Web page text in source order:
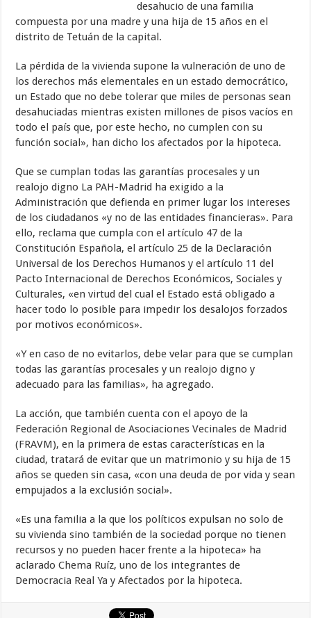
desahucio de una familia
compuesta por una madre y una hija de 15 años en el
distrito de Tetuán de la capital.
La pérdida de la vivienda supone la vulneración de uno de
los derechos más elementales en un estado democrático,
un Estado que no debe tolerar que miles de personas sean
desahuciadas mientras existen millones de pisos vacíos en
todo el país que, por este hecho, no cumplen con su
función social», han dicho los afectados por la hipoteca.
Que se cumplan todas las garantías procesales y un
realojo digno La PAH-Madrid ha exigido a la
Administración que defienda en primer lugar los intereses
de los ciudadanos «y no de las entidades financieras». Para
ello, reclama que cumpla con el artículo 47 de la
Constitución Española, el artículo 25 de la Declaración
Universal de los Derechos Humanos y el artículo 11 del
Pacto Internacional de Derechos Económicos, Sociales y
Culturales, «en virtud del cual el Estado está obligado a
hacer todo lo posible para impedir los desalojos forzados
por motivos económicos».
«Y en caso de no evitarlos, debe velar para que se cumplan
todas las garantías procesales y un realojo digno y
adecuado para las familias», ha agregado.
La acción, que también cuenta con el apoyo de la
Federación Regional de Asociaciones Vecinales de Madrid
(FRAVM), en la primera de estas características en la
ciudad, tratará de evitar que un matrimonio y su hija de 15
años se queden sin casa, «con una deuda de por vida y sean
empujados a la exclusión social».
«Es una familia a la que los políticos expulsan no solo de
su vivienda sino también de la sociedad porque no tienen
recursos y no pueden hacer frente a la hipoteca» ha
aclarado Chema Ruíz, uno de los integrantes de
Democracia Real Ya y Afectados por la hipoteca.